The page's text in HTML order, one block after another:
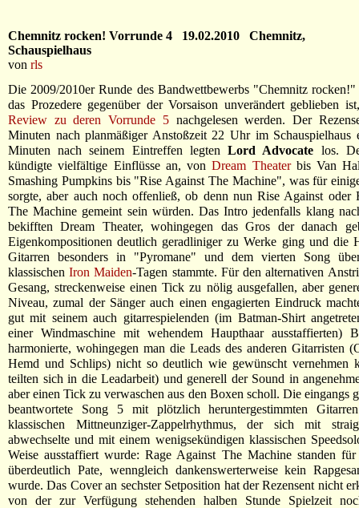
Chemnitz rocken! Vorrunde 4 19.02.2010 Chemnitz,
Schauspielhaus
von rls
Die 2009/2010er Runde des Bandwettbewerbs "Chemnitz
das Prozedere gegenüber der Vorsaison unverändert geblieben
Review zu deren Vorrunde 5nachgelesen werden. Der
Minuten nach planmäßiger Anstoßzeit 22 Uhr im
Minuten nach seinem Eintreffen legtenLord Advocate los.
kündigte vielfältige Einflüsse an, vonDream Theaterbis Van
Smashing Pumpkins bis "Rise Against The Machine", was für
sorgte, aber auch noch offenließ, ob denn nun Rise Against oder
The Machine gemeint sein würden. Das Intro jedenfalls klang
bekifften Dream Theater, wohingegen das Gros der danach
Eigenkompositionen deutlich geradliniger zu Werke ging und die
Gitarren besonders in "Pyromane" und dem vierten Song
klassischenIron Maiden-Tagen stammte. Für den alternativen
Gesang, streckenweise einen Tick zu nölig ausgefallen, aber
Niveau, zumal der Sänger auch einen engagierten Eindruck
gut mit seinem auch gitarrespielenden (im Batman-Shirt
einer Windmaschine mit wehendem Haupthaar ausstaffierten)
harmonierte, wohingegen man die Leads des anderen Gitarristen
Hemd und Schlips) nicht so deutlich wie gewünscht vernehmen
teilten sich in die Leadarbeit) und generell der Sound in
aber einen Tick zu verwaschen aus den Boxen scholl. Die eingangs
beantwortete Song 5 mit plötzlich heruntergestimmten
klassischen Mittneunziger-Zappelrhythmus, der sich mit
abwechselte und mit einem wenigsekündigen klassischen
Weise ausstaffiert wurde: Rage Against The Machine standen für
überdeutlich Pate, wenngleich dankenswerterweise kein
wurde. Das Cover an sechster Setposition hat der Rezensent nicht
von der zur Verfügung stehenden halben Stunde Spielzeit